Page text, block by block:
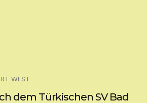
WEST
dem Türkischen SV Bad